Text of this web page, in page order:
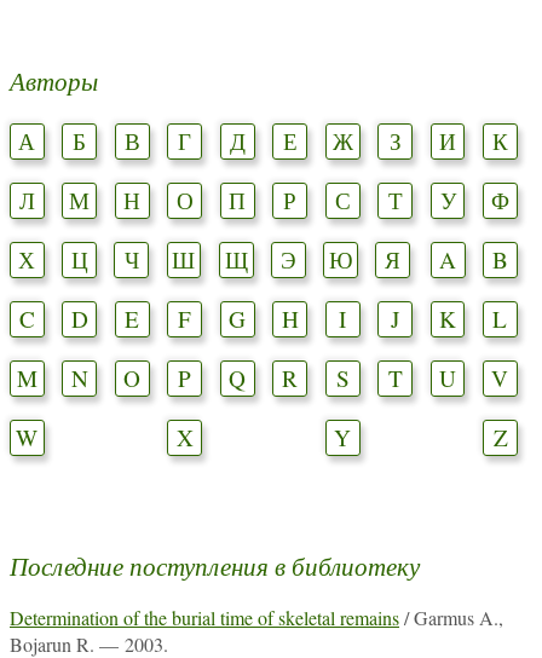
Авторы
А Б В Г Д Е Ж З И
К
Л
М Н О П Р С Т У
Ф
Х
Ц Ч Ш Щ Э Ю Я A
B
C
D E F G H I J K
L
M
N O P Q R S T U
V
W
X Y Z
Последние поступления в библиотеку
Determination of the burial time of skeletal remains/ Garmus A.,
Bojarun R. — 2003.